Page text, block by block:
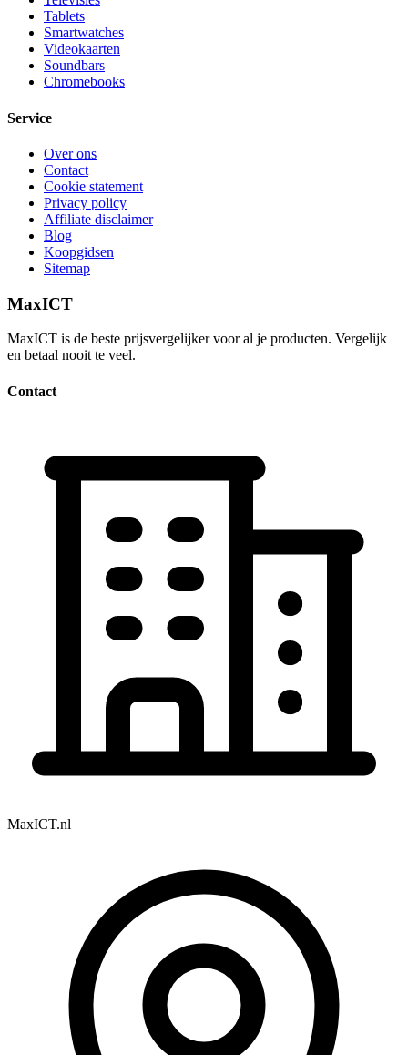
Tablets
Smartwatches
Videokaarten
Soundbars
Chromebooks
Service
Over ons
Contact
Cookie statement
Privacy policy
Affiliate disclaimer
Blog
Koopgidsen
Sitemap
MaxICT
MaxICT is de beste prijsvergelijker voor al je producten. Vergelijk
en betaal nooit te veel.
Contact
MaxICT.nl